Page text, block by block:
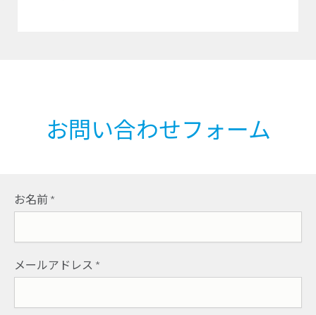
お問い合わせフォーム
お名前 *
メールアドレス *